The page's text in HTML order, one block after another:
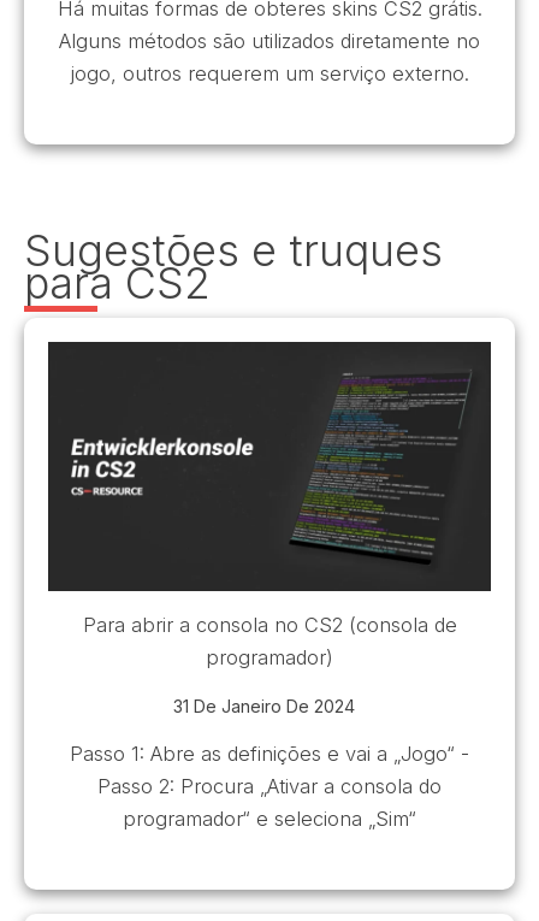
Há muitas formas de obteres skins CS2 grátis.
Alguns métodos são utilizados diretamente no
jogo, outros requerem um serviço externo.
Sugestões e truques
para CS2
Para abrir a consola no CS2 (consola de
programador)
31 De Janeiro De 2024
Passo 1: Abre as definições e vai a „Jogo“ -
Passo 2: Procura „Ativar a consola do
programador“ e seleciona „Sim“